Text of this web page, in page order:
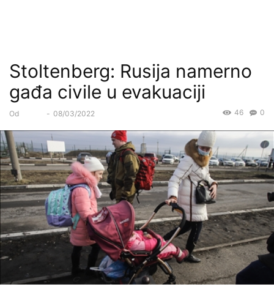
Stoltenberg: Rusija namerno
gađa civile u evakuaciji
Od - 08/03/2022 0
46